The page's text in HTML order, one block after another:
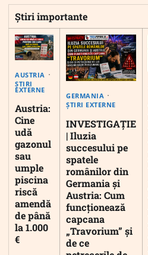
Știri importante
AUSTRIA
ȘTIRI
EXTERNE
Austria:
Cine
udă
gazonul
sau
umple
piscina
riscă
amendă
de până
la 1.000
€
GERMANIA
ȘTIRI EXTERNE
INVESTIGAȚIE
| Iluzia
succesului pe
spatele
românilor din
Germania și
Austria: Cum
funcționează
capcana
„Travorium” și
de ce